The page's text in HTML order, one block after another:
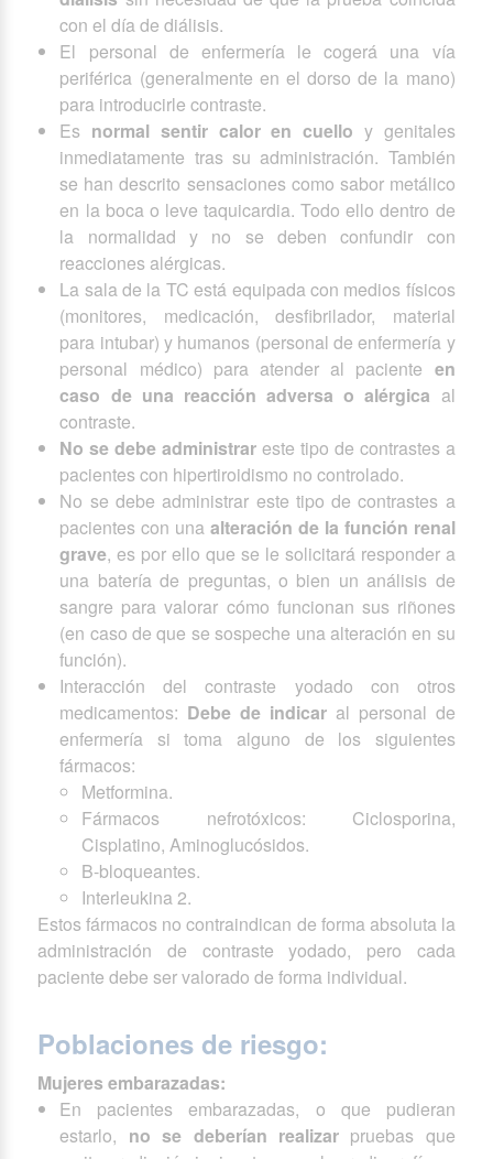
con el día de diálisis.
El personal de enfermería le cogerá una vía
periférica (generalmente en el dorso de la mano)
para introducirle contraste.
Es normal sentir calor en cuello y genitales
inmediatamente tras su administración. También
se han descrito sensaciones como sabor metálico
en la boca o leve taquicardia. Todo ello dentro de
la normalidad y no se deben confundir con
reacciones alérgicas.
La sala de la TC está equipada con medios físicos
(monitores, medicación, desfibrilador, material
para intubar) y humanos (personal de enfermería y
personal médico) para atender al paciente en
caso de una reacción adversa o alérgica al
contraste.
No se debe administrar este tipo de contrastes a
pacientes con hipertiroidismo no controlado.
No se debe administrar este tipo de contrastes a
pacientes con unaalteración de la función renal
grave, es por ello que se le solicitará responder a
una batería de preguntas, o bien un análisis de
sangre para valorar cómo funcionan sus riñones
(en caso de que se sospeche una alteración en su
función).
Interacción del contraste yodado con otros
medicamentos: Debe de indicar al personal de
enfermería si toma alguno de los siguientes
fármacos:
Metformina.
Fármacos nefrotóxicos: Ciclosporina,
Cisplatino, Aminoglucósidos.
B-bloqueantes.
Interleukina 2.
Estos fármacos no contraindican de forma absoluta la
administración de contraste yodado, pero cada
paciente debe ser valorado de forma individual.
Poblaciones de riesgo:
Mujeres embarazadas:
En pacientes embarazadas, o que pudieran
estarlo, no se deberían realizarpruebas que